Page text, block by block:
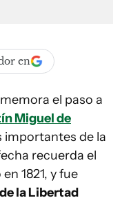
en
el paso a
Miguel de
importantes de la
recuerda el
1821, y fue
la Libertad